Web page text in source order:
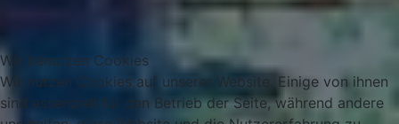
Wir benutzen Cookies
Wir nutzen Cookies auf unserer Website. Einige von ihnen
sind essenziell für den Betrieb der Seite, während andere